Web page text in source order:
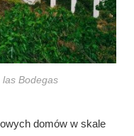
las Bodegas
domów w skale